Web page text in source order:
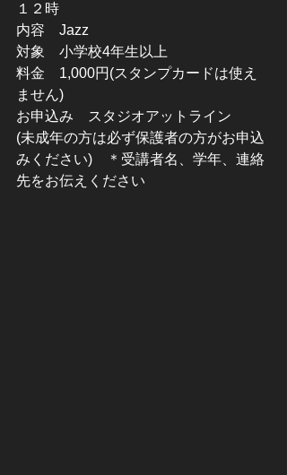
１２時
内容　Jazz
対象　小学校4年生以上
料金　1,000円(スタンプカードは使え
ません)
お申込み　スタジオアットライン
(未成年の方は必ず保護者の方がお申込
みください)　＊受講者名、学年、連絡
先をお伝えください